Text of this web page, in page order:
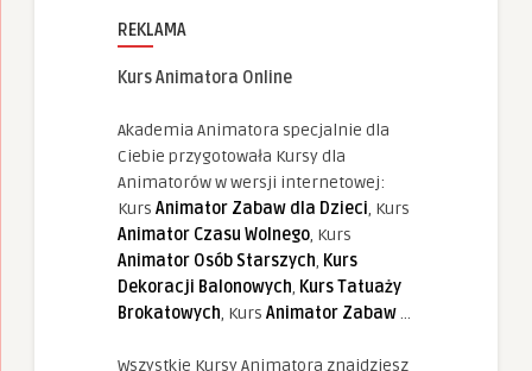
REKLAMA
Kurs Animatora Online
Akademia Animatora specjalnie dla
Ciebie przygotowała Kursy dla
Animatorów w wersji internetowej:
Kurs Animator Zabaw dla Dzieci, Kurs
Animator Czasu Wolnego, Kurs
Animator Osób Starszych, Kurs
Dekoracji Balonowych, Kurs Tatuaży
Brokatowych, Kurs Animator Zabaw...
Wszystkie Kursy Animatora znajdziesz